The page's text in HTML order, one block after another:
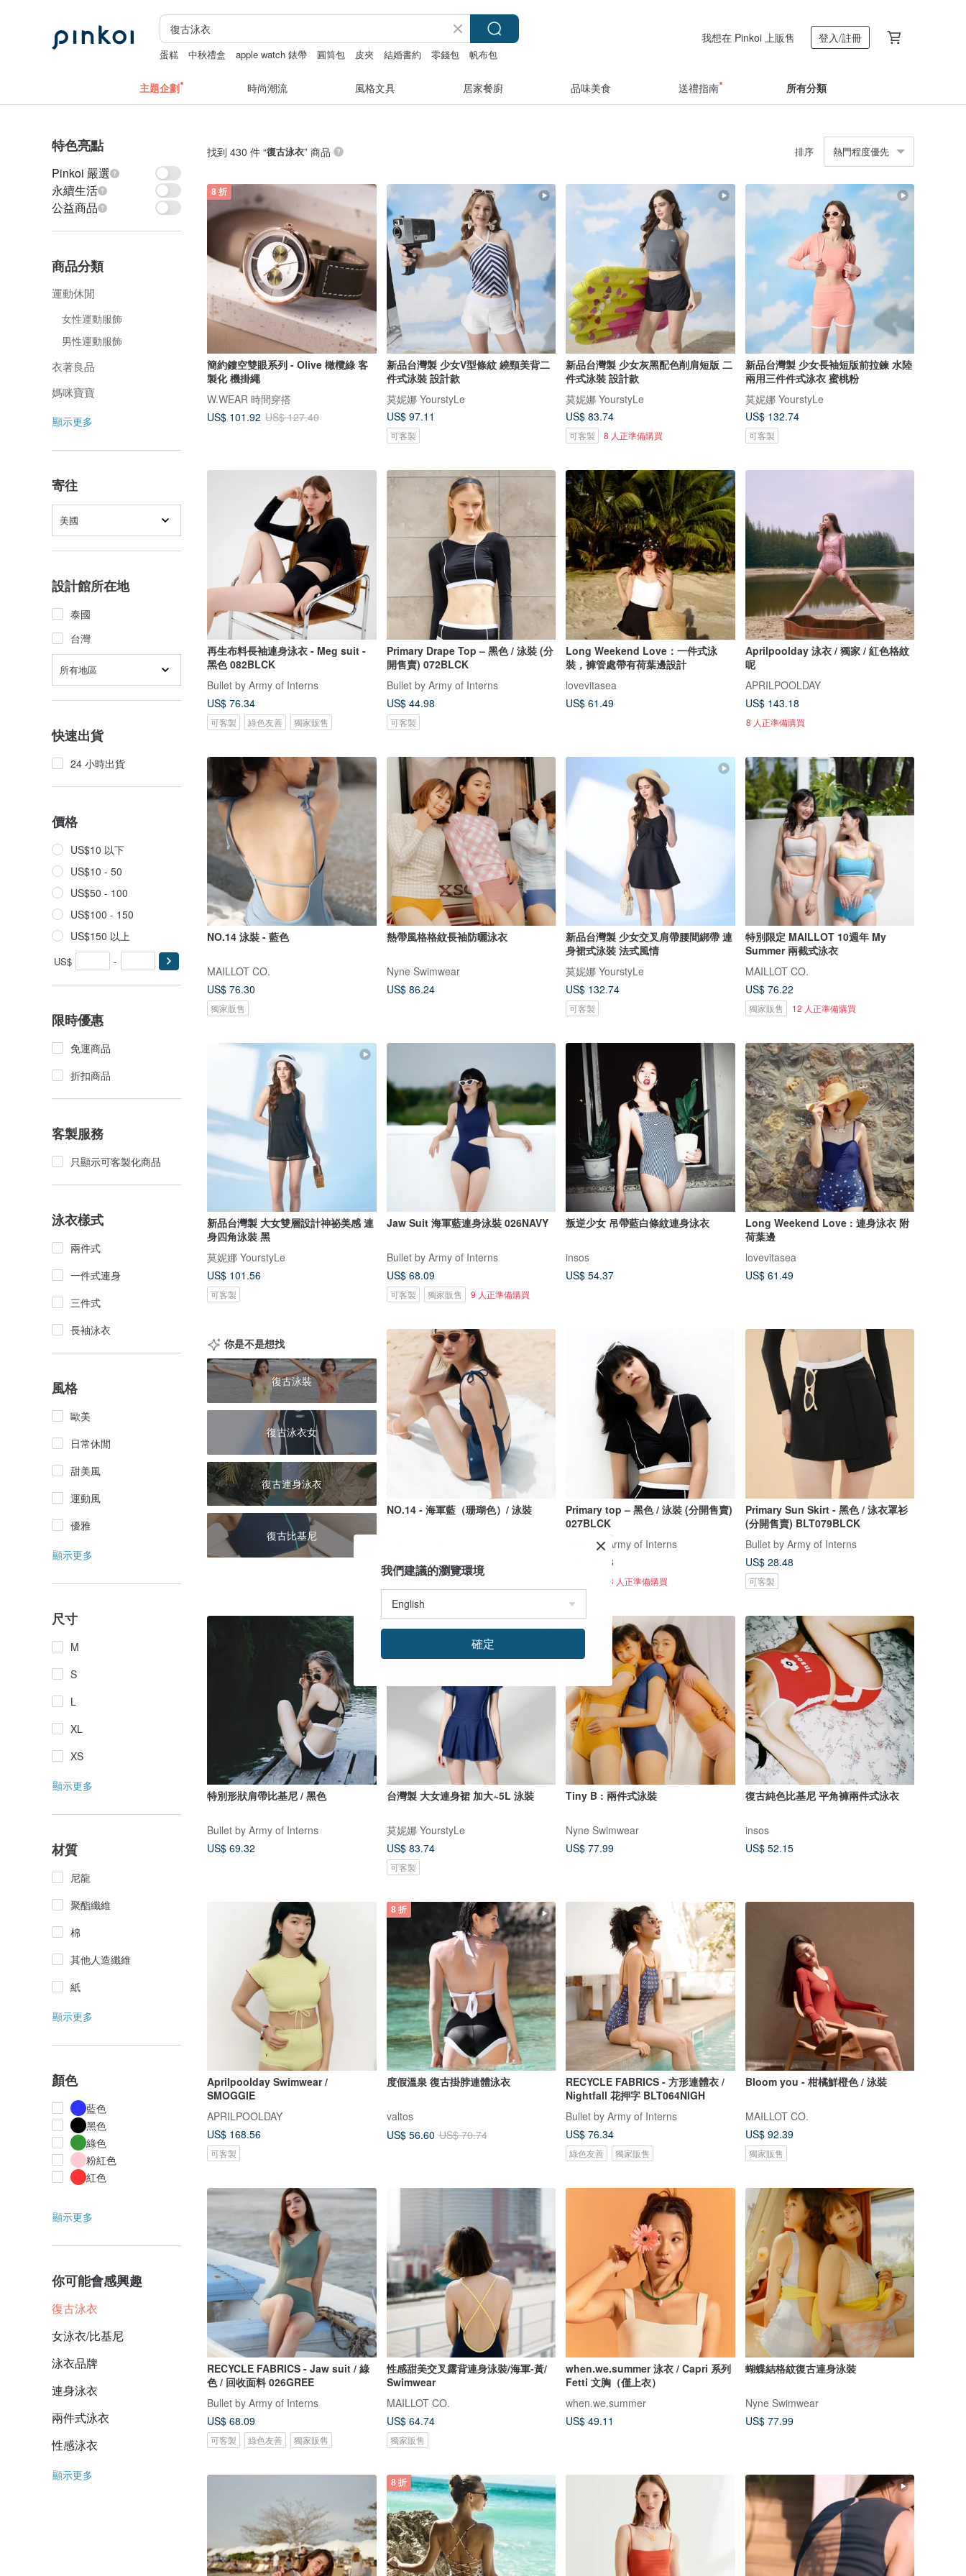
蛋糕 中秋禮盒 apple watch 錶帶 圓筒包 皮夾 結婚書約 零錢包 帆布包
我想在 Pinkoi 上販售 登入/註冊
主題企劃 時尚潮流 風格文具 居家餐廚 品味美食 送禮指南 所有分類
特色亮點
Pinkoi 嚴選
永續生活
公益商品
商品分類
運動休閒
女性運動服飾
男性運動服飾
衣著良品
媽咪寶寶
顯示更多
寄往
美國
設計館所在地
泰國
台灣
所有地區
快速出貨
24 小時出貨
價格
US$10 以下
US$10 - 50
US$50 - 100
US$100 - 150
US$150 以上
US$ -
限時優惠
免運商品
折扣商品
客製服務
只顯示可客製化商品
泳衣樣式
兩件式
一件式連身
三件式
長袖泳衣
風格
歐美
日常休閒
甜美風
運動風
優雅
顯示更多
尺寸
M
S
L
XL
XS
顯示更多
材質
尼龍
聚酯纖維
棉
其他人造纖維
紙
顯示更多
顏色
藍色
黑色
綠色
粉紅色
紅色
顯示更多
你可能會感興趣
復古泳衣
女泳衣/比基尼
泳衣品牌
連身泳衣
兩件式泳衣
性感泳衣
顯示更多
找到 430 件 “復古泳衣” 商品 排序 熱門程度優先
8 折
簡約鏤空雙眼系列 - Olive 橄欖綠 客
製化 機掛繩
W.WEAR 時間穿搭
US$ 101.92 US$ 127.40
新品台灣製 少女V型條紋 繞頸美背二
件式泳裝 設計款
莫妮娜 YourstyLe
US$ 97.11
可客製
新品台灣製 少女灰黑配色削肩短版 二
件式泳裝 設計款
莫妮娜 YourstyLe
US$ 83.74
可客製 8 人正準備購買
新品台灣製 少女長袖短版前拉鍊 水陸
兩用三件件式泳衣 蜜桃粉
莫妮娜 YourstyLe
US$ 132.74
可客製
再生布料長袖連身泳衣 - Meg suit -
黑色 082BLCK
Bullet by Army of Interns
US$ 76.34
可客製 綠色友善 獨家販售
Primary Drape Top – 黑色 / 泳裝 (分
開售賣) 072BLCK
Bullet by Army of Interns
US$ 44.98
可客製
Long Weekend Love：一件式泳
裝，褲管處帶有荷葉邊設計
lovevitasea
US$ 61.49
Aprilpoolday 泳衣 / 獨家 / 紅色格紋
呢
APRILPOOLDAY
US$ 143.18
8 人正準備購買
NO.14 泳裝 - 藍色
MAILLOT CO.
US$ 76.30
獨家販售
熱帶風格格紋長袖防曬泳衣
Nyne Swimwear
US$ 86.24
新品台灣製 少女交叉肩帶腰間綁帶 連
身裙式泳裝 法式風情
莫妮娜 YourstyLe
US$ 132.74
可客製
特別限定 MAILLOT 10週年 My
Summer 兩截式泳衣
MAILLOT CO.
US$ 76.22
獨家販售 12 人正準備購買
新品台灣製 大女雙層設計神祕美感 連
身四角泳裝 黑
莫妮娜 YourstyLe
US$ 101.56
可客製
Jaw Suit 海軍藍連身泳裝 026NAVY
Bullet by Army of Interns
US$ 68.09
可客製 獨家販售 9 人正準備購買
叛逆少女 吊帶藍白條紋連身泳衣
insos
US$ 54.37
Long Weekend Love : 連身泳衣 附
荷葉邊
lovevitasea
US$ 61.49
你是不是想找
復古泳裝
復古泳衣女
復古連身泳衣
復古比基尼
NO.14 - 海軍藍（珊瑚色）/ 泳裝
US$ 76.30
獨家販售
Primary top – 黑色 / 泳裝 (分開售賣)
027BLCK
Bullet by Army of Interns
US$ 36.73
13 人正準備購買
Primary Sun Skirt - 黑色 / 泳衣罩衫
(分開售賣) BLT079BLCK
Bullet by Army of Interns
US$ 28.48
可客製
特別形狀肩帶比基尼 / 黑色
Bullet by Army of Interns
US$ 69.32
台灣製 大女連身裙 加大~5L 泳裝
莫妮娜 YourstyLe
US$ 83.74
可客製
Tiny B : 兩件式泳裝
Nyne Swimwear
US$ 77.99
復古純色比基尼 平角褲兩件式泳衣
insos
US$ 52.15
Aprilpoolday Swimwear /
SMOGGIE
APRILPOOLDAY
US$ 168.56
可客製
8 折
度假溫泉 復古掛脖連體泳衣
valtos
US$ 56.60 US$ 70.74
RECYCLE FABRICS - 方形連體衣 /
Nightfall 花押字 BLT064NIGH
Bullet by Army of Interns
US$ 76.34
綠色友善 獨家販售
Bloom you - 柑橘鮮橙色 / 泳裝
MAILLOT CO.
US$ 92.39
獨家販售
RECYCLE FABRICS - Jaw suit / 綠
色 / 回收面料 026GREE
Bullet by Army of Interns
US$ 68.09
可客製 綠色友善 獨家販售
性感甜美交叉露背連身泳裝/海軍-黃/
Swimwear
MAILLOT CO.
US$ 64.74
獨家販售
when.we.summer 泳衣 / Capri 系列
Fetti 文胸（僅上衣）
when.we.summer
US$ 49.11
蝴蝶結格紋復古連身泳裝
Nyne Swimwear
US$ 77.99
8 折
我們建議的瀏覽環境
確定